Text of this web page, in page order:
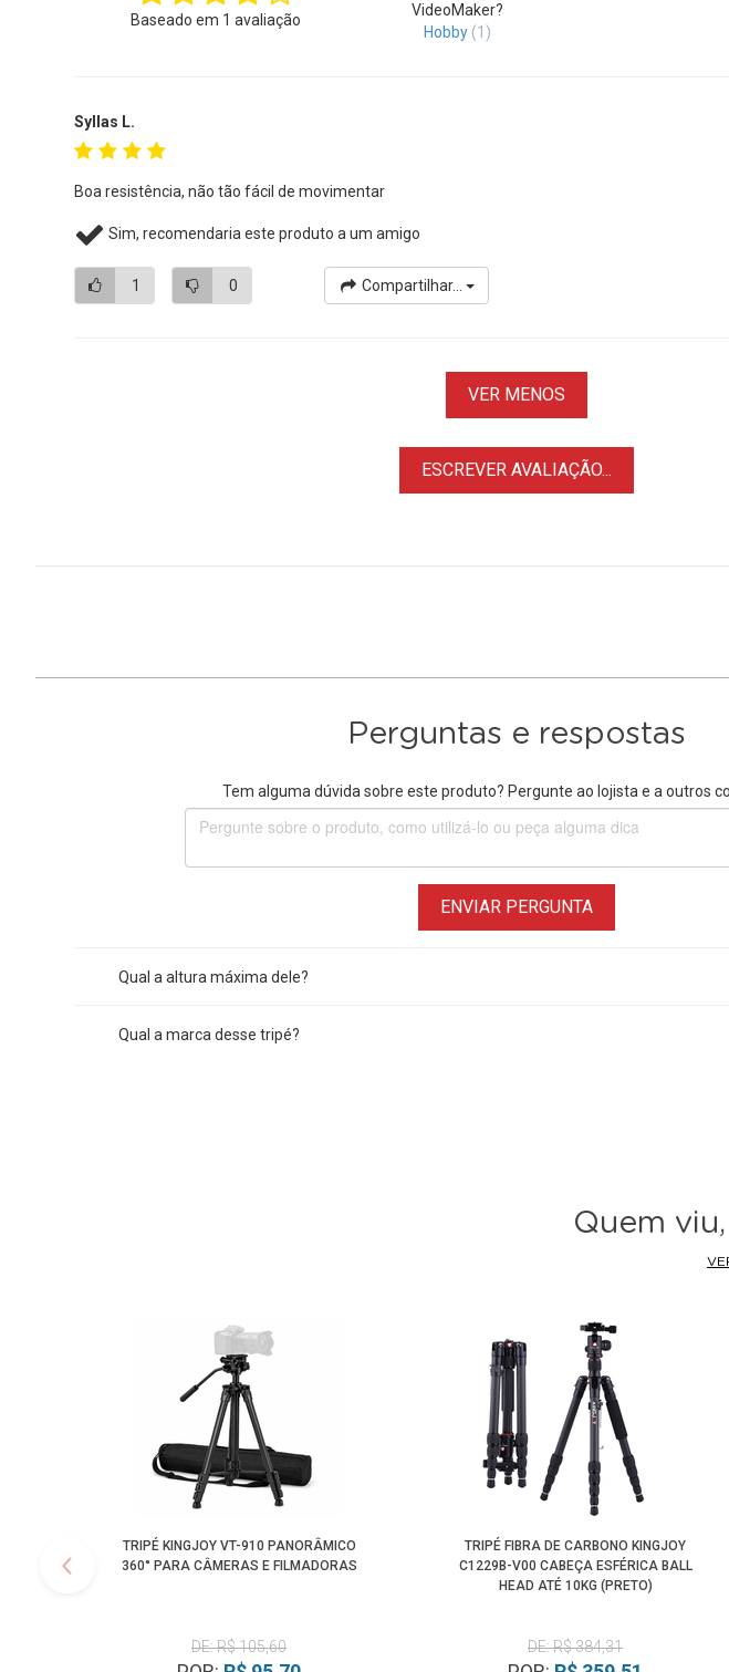
Baseado em 1 avaliação
VideoMaker?
Hobby (1)
Syllas L.
Boa resistência, não tão fácil de movimentar
Sim, recomendaria este produto a um amigo
1 0 Compartilhar...
VER MENOS
ESCREVER AVALIAÇÃO...
Perguntas e respostas
Tem alguma dúvida sobre este produto? Pergunte ao lojista e a outros
ENVIAR PERGUNTA
Qual a altura máxima dele?
Qual a marca desse tripé?
Quem
TRIPÉ KINGJOY VT-910 PANORÂMICO
360° PARA CÂMERAS E FILMADORAS
DE: R$ 105,60
TRIPÉ FIBRA DE CARBONO KINGJOY
C1229B-V00 CABEÇA ESFÉRICA BALL
HEAD ATÉ 10KG (PRETO)
DE: R$ 384,31